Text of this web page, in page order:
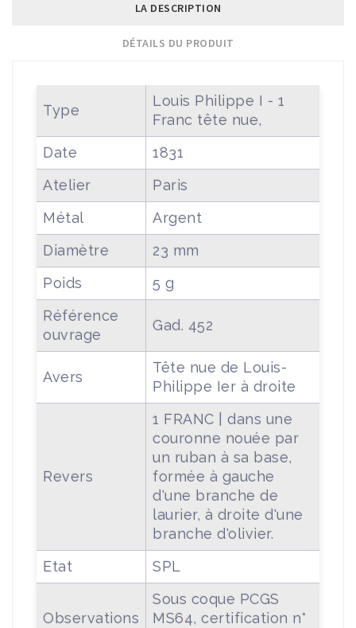
LA DESCRIPTION
DÉTAILS DU PRODUIT
Type
Louis Philippe I - 1
Franc tête nue,
Date
1831
Atelier
Paris
Métal
Argent
Diamètre
23 mm
Poids
5 g
Référence
ouvrage
Gad. 452
Avers
Tête nue de Louis-
Philippe Ier à droite
Revers
1 FRANC | dans une
couronne nouée par
un ruban à sa base,
formée à gauche
d'une branche de
laurier, à droite d'une
branche d'olivier.
Etat
SPL
Observations
Sous coque PCGS
MS64, certification n°